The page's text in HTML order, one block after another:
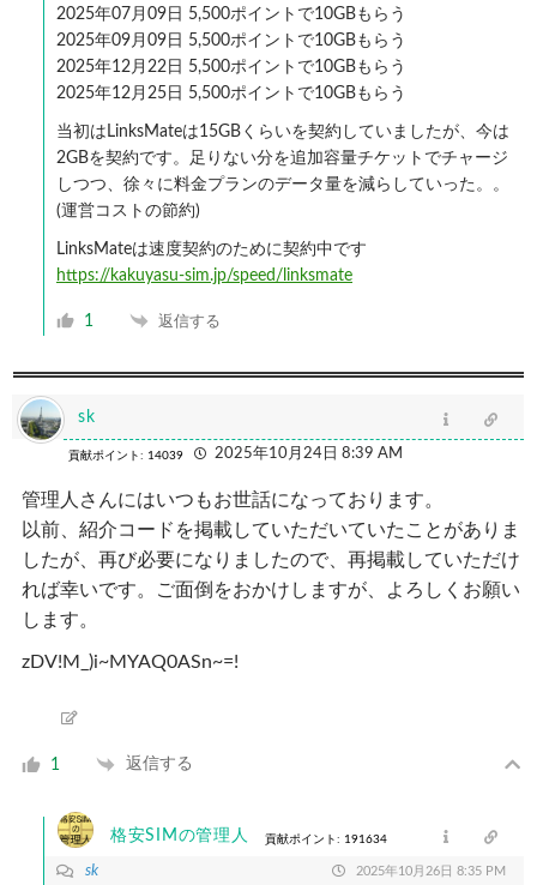
2025年07月09日 5,500ポイントで10GBもらう
2025年09月09日 5,500ポイントで10GBもらう
2025年12月22日 5,500ポイントで10GBもらう
2025年12月25日 5,500ポイントで10GBもらう
当初はLinksMateは15GBくらいを契約していましたが、今は
2GBを契約です。足りない分を追加容量チケットでチャージ
しつつ、徐々に料金プランのデータ量を減らしていった。。
(運営コストの節約)
LinksMateは速度契約のために契約中です
https://kakuyasu-sim.jp/speed/linksmate
1 返信する
sk
貢献ポイント: 14039 2025年10月24日 8:39 AM
管理人さんにはいつもお世話になっております。
以前、紹介コードを掲載していただいていたことがありま
したが、再び必要になりましたので、再掲載していただけ
れば幸いです。ご面倒をおかけしますが、よろしくお願い
します。
zDV!M_)i~MYAQ0ASn~=!
1 返信する
格安SIMの管理人 貢献ポイント: 191634
sk 2025年10月26日 8:35 PM